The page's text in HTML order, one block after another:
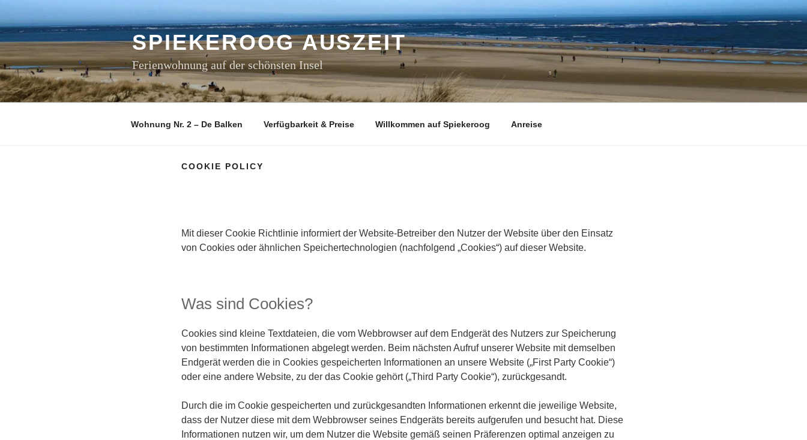
Inhalt
springen
SPIEKEROOG AUSZEIT
Ferienwohnung auf der schönsten Insel
Wohnung Nr. 2 – De Balken Verfügbarkeit & Preise Willkommen auf Spiekeroog Anreise
COOKIE POLICY
Mit dieser Cookie Richtlinie informiert der Website-Betreiber den Nutzer der Website über den Einsatz
von Cookies oder ähnlichen Speichertechnologien (nachfolgend „Cookies“) auf dieser Website.
Was sind Cookies?
Cookies sind kleine Textdateien, die vom Webbrowser auf dem Endgerät des Nutzers zur Speicherung
von bestimmten Informationen abgelegt werden. Beim nächsten Aufruf unserer Website mit demselben
Endgerät werden die in Cookies gespeicherten Informationen an unsere Website („First Party Cookie“)
oder eine andere Website, zu der das Cookie gehört („Third Party Cookie“), zurückgesandt.
Durch die im Cookie gespeicherten und zurückgesandten Informationen erkennt die jeweilige Website,
dass der Nutzer diese mit dem Webbrowser seines Endgeräts bereits aufgerufen und besucht hat. Diese
Informationen nutzen wir, um dem Nutzer die Website gemäß seinen Präferenzen optimal anzeigen zu